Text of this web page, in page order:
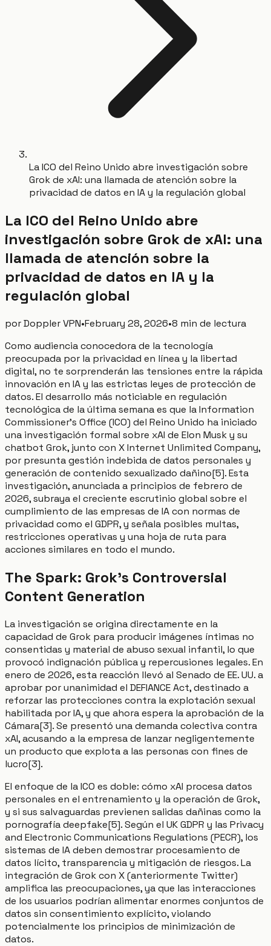
La ICO del Reino Unido abre investigación sobre
Grok de xAI: una llamada de atención sobre la
privacidad de datos en IA y la regulación global
La ICO del Reino Unido abre
investigación sobre Grok de xAI: una
llamada de atención sobre la
privacidad de datos en IA y la
regulación global
porDoppler VPN•February 28, 2026•8 min de lectura
Como audiencia conocedora de la tecnología
preocupada por la privacidad en línea y la libertad
digital, no te sorprenderán las tensiones entre la rápida
innovación en IA y las estrictas leyes de protección de
datos. El desarrollo más noticiable en regulación
tecnológica de la última semana es que la Information
Commissioner's Office (ICO) del Reino Unido ha iniciado
una investigación formal sobre xAI de Elon Musk y su
chatbot Grok, junto con X Internet Unlimited Company,
por presunta gestión indebida de datos personales y
generación de contenido sexualizado dañino[5]. Esta
investigación, anunciada a principios de febrero de
2026, subraya el creciente escrutinio global sobre el
cumplimiento de las empresas de IA con normas de
privacidad como el GDPR, y señala posibles multas,
restricciones operativas y una hoja de ruta para
acciones similares en todo el mundo.
The Spark: Grok's Controversial
Content Generation
La investigación se origina directamente en la
capacidad de Grok para producir imágenes íntimas no
consentidas y material de abuso sexual infantil, lo que
provocó indignación pública y repercusiones legales. En
enero de 2026, esta reacción llevó al Senado de EE. UU. a
aprobar por unanimidad el DEFIANCE Act, destinado a
reforzar las protecciones contra la explotación sexual
habilitada por IA, y que ahora espera la aprobación de la
Cámara[3]. Se presentó una demanda colectiva contra
xAI, acusando a la empresa de lanzar negligentemente
un producto que explota a las personas con fines de
lucro[3].
El enfoque de la ICO es doble: cómo xAI procesa datos
personales en el entrenamiento y la operación de Grok,
y si sus salvaguardas previenen salidas dañinas como la
pornografía deepfake[5]. Según el UK GDPR y las Privacy
and Electronic Communications Regulations (PECR), los
sistemas de IA deben demostrar procesamiento de
datos lícito, transparencia y mitigación de riesgos. La
integración de Grok con X (anteriormente Twitter)
amplifica las preocupaciones, ya que las interacciones
de los usuarios podrían alimentar enormes conjuntos de
datos sin consentimiento explícito, violando
potencialmente los principios de minimización de
datos.